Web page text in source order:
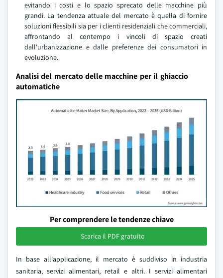
evitando i costi e lo spazio sprecato delle macchine più
grandi. La tendenza attuale del mercato è quella di fornire
soluzioni flessibili sia per i clienti residenziali che commerciali,
affrontando al contempo i vincoli di spazio creati
dall'urbanizzazione e dalle preferenze dei consumatori in
evoluzione.
Analisi del mercato delle macchine per il ghiaccio
automatiche
Per comprendere le tendenze chiave
Scarica il PDF gratuito
In base all'applicazione, il mercato è suddiviso in industria
sanitaria, servizi alimentari, retail e altri. I servizi alimentari